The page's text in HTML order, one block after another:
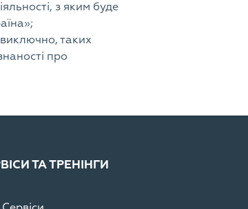
з яким буде
таких
про
ТА ТРЕНІНГИ